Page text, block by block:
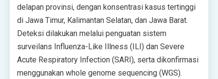
delapan provinsi, dengan konsentrasi kasus tertinggi
di Jawa Timur, Kalimantan Selatan, dan Jawa Barat.
Deteksi dilakukan melalui penguatan sistem
surveilans Influenza-Like Illness (ILI) dan Severe
Acute Respiratory Infection (SARI), serta dikonfirmasi
menggunakan whole genome sequencing (WGS).